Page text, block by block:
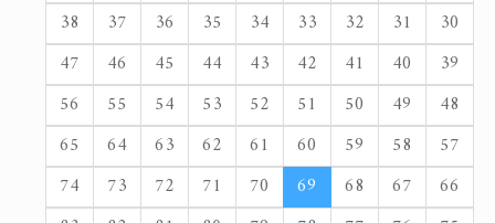
30
31
32
33
34
35
36
37
38
39
40
41
42
43
44
45
46
47
48
49
50
51
52
53
54
55
56
57
58
59
60
61
62
63
64
65
66
67
68
69
70
71
72
73
74